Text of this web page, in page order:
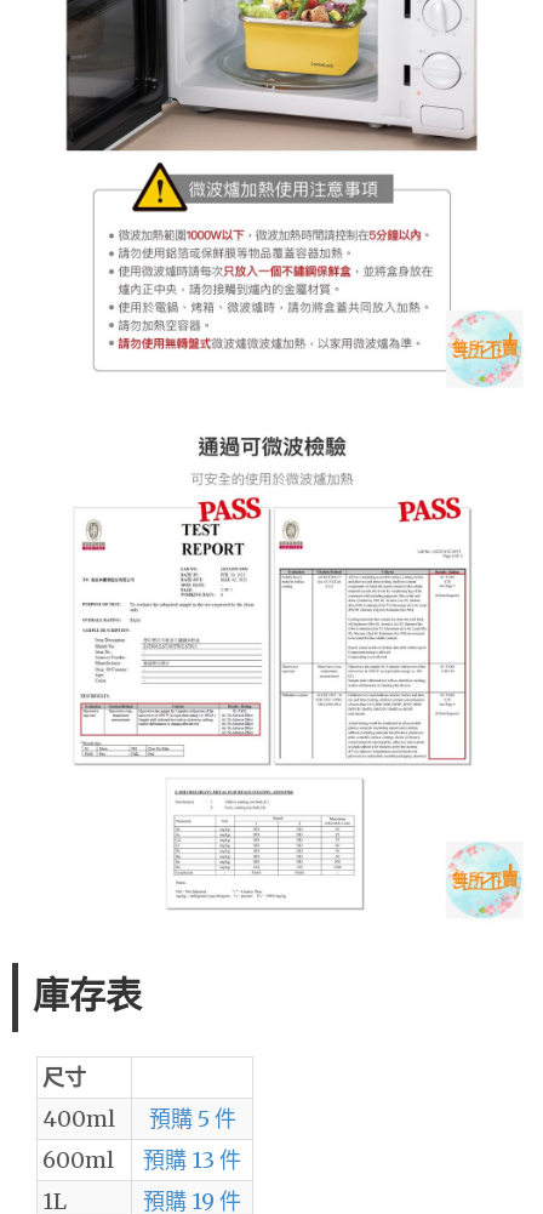
庫存表
尺寸
400ml
預購 5 件
600ml
預購 13 件
1L
預購 19 件